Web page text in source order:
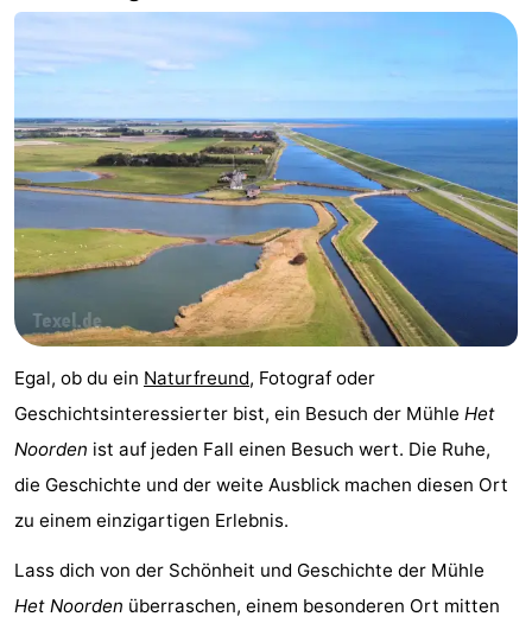
Sport
-
Schwimmbader
-
Reiten
-
Wattwandern
-
Sportangeln
Seehunden
Egal, ob du ein Naturfreund, Fotograf oder
Geschichtsinteressierter bist, ein Besuch der Mühle Het
Noorden ist auf jeden Fall einen Besuch wert. Die Ruhe,
die Geschichte und der weite Ausblick machen diesen Ort
zu einem einzigartigen Erlebnis.
Lass dich von der Schönheit und Geschichte der Mühle
Het Noorden überraschen, einem besonderen Ort mitten